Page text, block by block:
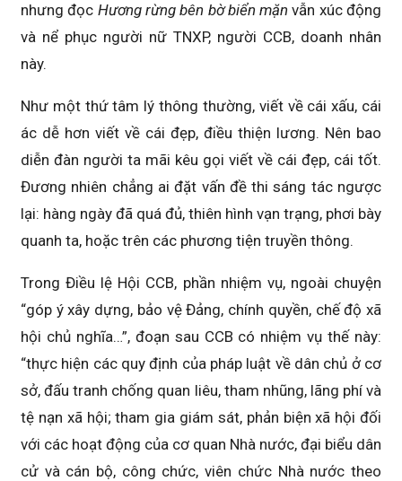
nhưng đọc Hương rừng bên bờ biển mặn vẫn xúc động
và nể phục người nữ TNXP, người CCB, doanh nhân
này.
Như một thứ tâm lý thông thường, viết về cái xấu, cái
ác dễ hơn viết về cái đẹp, điều thiện lương. Nên bao
diễn đàn người ta mãi kêu gọi viết về cái đẹp, cái tốt.
Đương nhiên chẳng ai đặt vấn đề thi sáng tác ngược
lại: hàng ngày đã quá đủ, thiên hình vạn trạng, phơi bày
quanh ta, hoặc trên các phương tiện truyền thông.
Trong Điều lệ Hội CCB, phần nhiệm vụ, ngoài chuyện
“góp ý xây dựng, bảo vệ Đảng, chính quyền, chế độ xã
hội chủ nghĩa…”, đoạn sau CCB có nhiệm vụ thế này:
“thực hiện các quy định của pháp luật về dân chủ ở cơ
sở, đấu tranh chống quan liêu, tham nhũng, lãng phí và
tệ nạn xã hội; tham gia giám sát, phản biện xã hội đối
với các hoạt động của cơ quan Nhà nước, đại biểu dân
cử và cán bộ, công chức, viên chức Nhà nước theo